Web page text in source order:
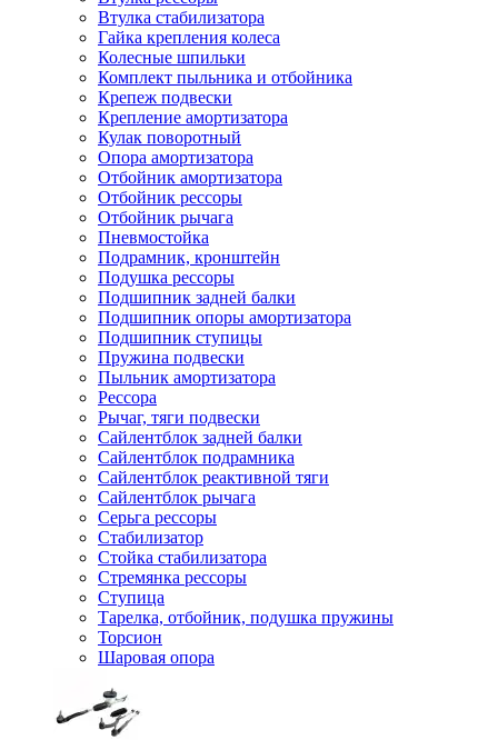
Втулка стабилизатора
Гайка крепления колеса
Колесные шпильки
Комплект пыльника и отбойника
Крепеж подвески
Крепление амортизатора
Кулак поворотный
Опора амортизатора
Отбойник амортизатора
Отбойник рессоры
Отбойник рычага
Пневмостойка
Подрамник, кронштейн
Подушка рессоры
Подшипник задней балки
Подшипник опоры амортизатора
Подшипник ступицы
Пружина подвески
Пыльник амортизатора
Рессора
Рычаг, тяги подвески
Сайлентблок задней балки
Сайлентблок подрамника
Сайлентблок реактивной тяги
Сайлентблок рычага
Серьга рессоры
Стабилизатор
Стойка стабилизатора
Стремянка рессоры
Ступица
Тарелка, отбойник, подушка пружины
Торсион
Шаровая опора